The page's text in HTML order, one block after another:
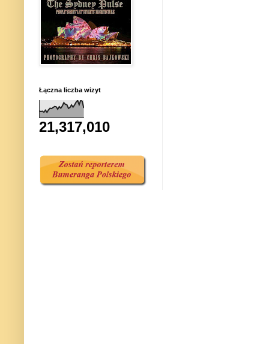
Łączna liczba wizyt
21,317,010